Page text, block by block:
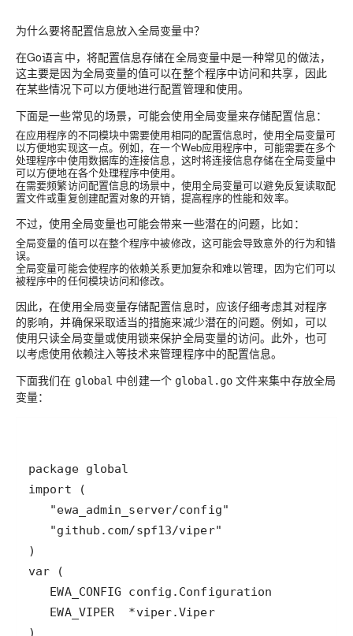
为什么要将配置信息放入全局变量中？
在Go语言中，将配置信息存储在全局变量中是一种常见的做法，
这主要是因为全局变量的值可以在整个程序中访问和共享，因此
在某些情况下可以方便地进行配置管理和使用。
下面是一些常见的场景，可能会使用全局变量来存储配置信息：
在应用程序的不同模块中需要使用相同的配置信息时，使用全局变量可
以方便地实现这一点。例如，在一个Web应用程序中，可能需要在多个
处理程序中使用数据库的连接信息，这时将连接信息存储在全局变量中
可以方便地在各个处理程序中使用。
在需要频繁访问配置信息的场景中，使用全局变量可以避免反复读取配
置文件或重复创建配置对象的开销，提高程序的性能和效率。
不过，使用全局变量也可能会带来一些潜在的问题，比如：
全局变量的值可以在整个程序中被修改，这可能会导致意外的行为和错
误。
全局变量可能会使程序的依赖关系更加复杂和难以管理，因为它们可以
被程序中的任何模块访问和修改。
因此，在使用全局变量存储配置信息时，应该仔细考虑其对程序
的影响，并确保采取适当的措施来减少潜在的问题。例如，可以
使用只读全局变量或使用锁来保护全局变量的访问。此外，也可
以考虑使用依赖注入等技术来管理程序中的配置信息。
下面我们在 global 中创建一个 global.go文件来集中存放全局
变量：
   EWA_VIPER  *viper.Viper